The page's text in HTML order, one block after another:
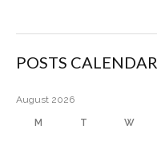
POSTS CALENDAR
August 2026
M T W